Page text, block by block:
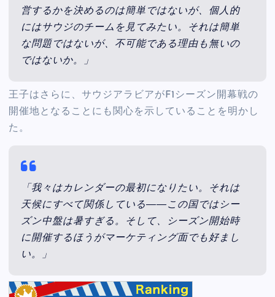
営するかを決めるのは簡単ではないが、個人的
にはサウジのチームを見てみたい。それは簡単
な問題ではないが、不可能である理由も無いの
ではないか。」
王子はさらに、サウジアラビアがF1シーズン開幕戦の
開催地となることにも関心を示していることを明かし
た。
「我々はカレンダーの最初になりたい。それは
天候にすべて関係している――この国ではシー
ズン中盤は暑すぎる。そして、シーズン開始時
に開催するほうがマーケティング面でも好まし
い。」